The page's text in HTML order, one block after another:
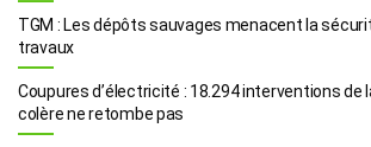
TGM : Les dépôts sauvages menacent la
travaux
Coupures d’électricité : 18.294 interventions de
colère ne retombe pas